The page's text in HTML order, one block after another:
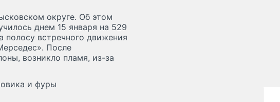
округе. Об этом
днем 15 января на 529
встречного движения
После
возникло пламя, из-за
и фуры